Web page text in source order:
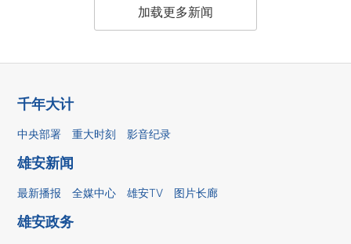
加载更多新闻
千年大计
中央部署 重大时刻 影音纪录
雄安新闻
最新播报 全媒中心 雄安TV 图片长廊
雄安政务